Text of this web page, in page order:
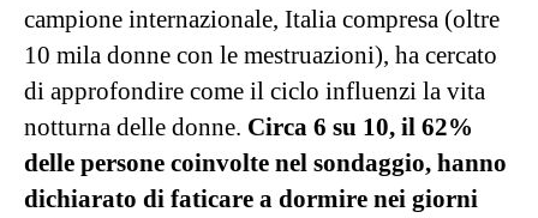
campione internazionale, Italia compresa (oltre
10 mila donne con le mestruazioni), ha cercato
di approfondire come il ciclo influenzi la vita
notturna delle donne. Circa 6 su 10, il 62%
delle persone coinvolte nel sondaggio, hanno
dichiarato di faticare a dormire nei giorni